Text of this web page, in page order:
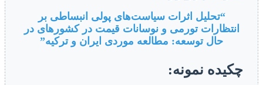
“تحلیل اثرات سیاست‌های پولی انبساطی بر
انتظارات تورمی و نوسانات قیمت در کشورهای در
حال توسعه: مطالعه موردی ایران و ترکیه”
چکیده نمونه: